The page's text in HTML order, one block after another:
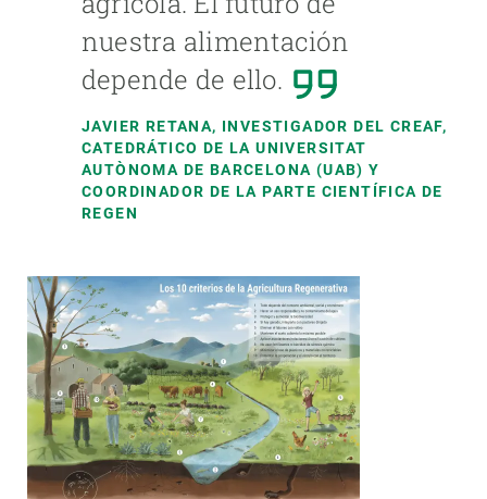
nuestra alimentación
depende de ello.
JAVIER RETANA, INVESTIGADOR DEL CREAF,
CATEDRÁTICO DE LA UNIVERSITAT
AUTÒNOMA DE BARCELONA (UAB) Y
COORDINADOR DE LA PARTE CIENTÍFICA DE
REGEN